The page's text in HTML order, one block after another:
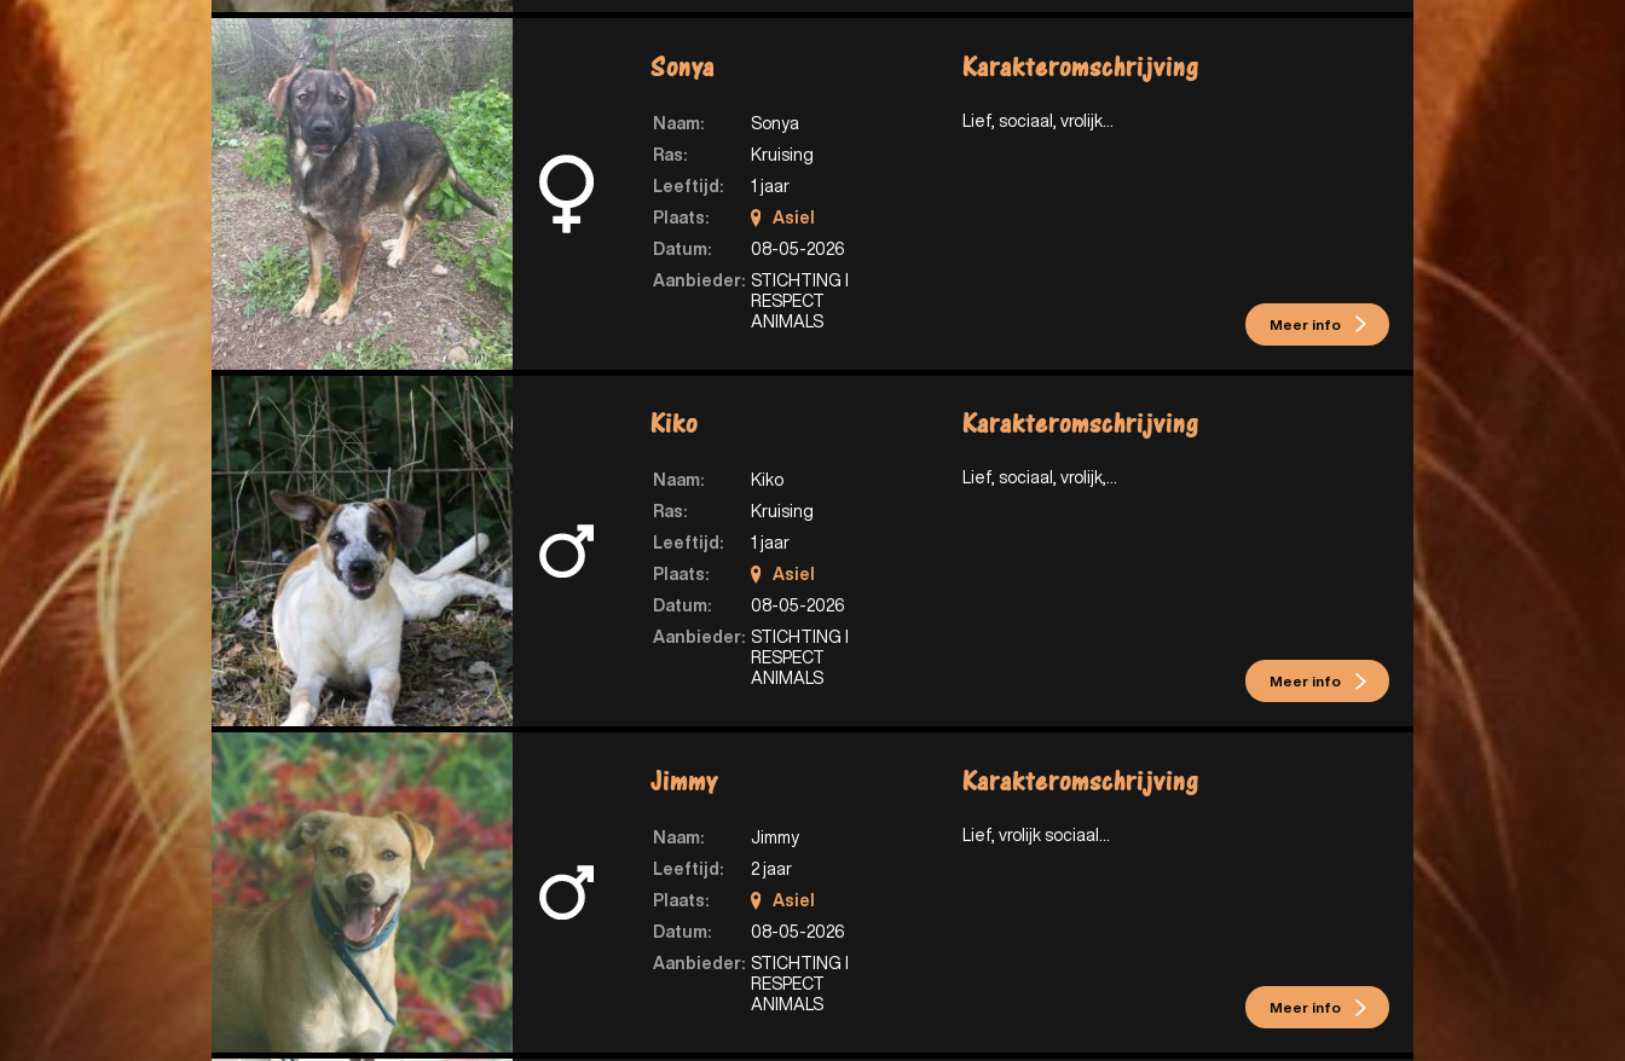
Sonya
Naam:
Sonya
Ras:
Kruising
Leeftijd:
1 jaar
Plaats:
Asiel
Datum:
08-05-2026
Aanbieder: STICHTING I
RESPECT
ANIMALS
Karakteromschrijving
Lief, sociaal, vrolijk...
Meer info
Kiko
Naam:
Kiko
Ras:
Kruising
Leeftijd:
1 jaar
Plaats:
Asiel
Datum:
08-05-2026
Aanbieder: STICHTING I
RESPECT
ANIMALS
Karakteromschrijving
Lief, sociaal, vrolijk,...
Meer info
Jimmy
Naam:
Jimmy
Leeftijd:
2 jaar
Plaats:
Asiel
Datum:
08-05-2026
Aanbieder: STICHTING I
RESPECT
ANIMALS
Karakteromschrijving
Lief, vrolijk sociaal...
Meer info